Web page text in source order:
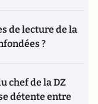
de lecture de la
?
chef de la DZ
détente entre